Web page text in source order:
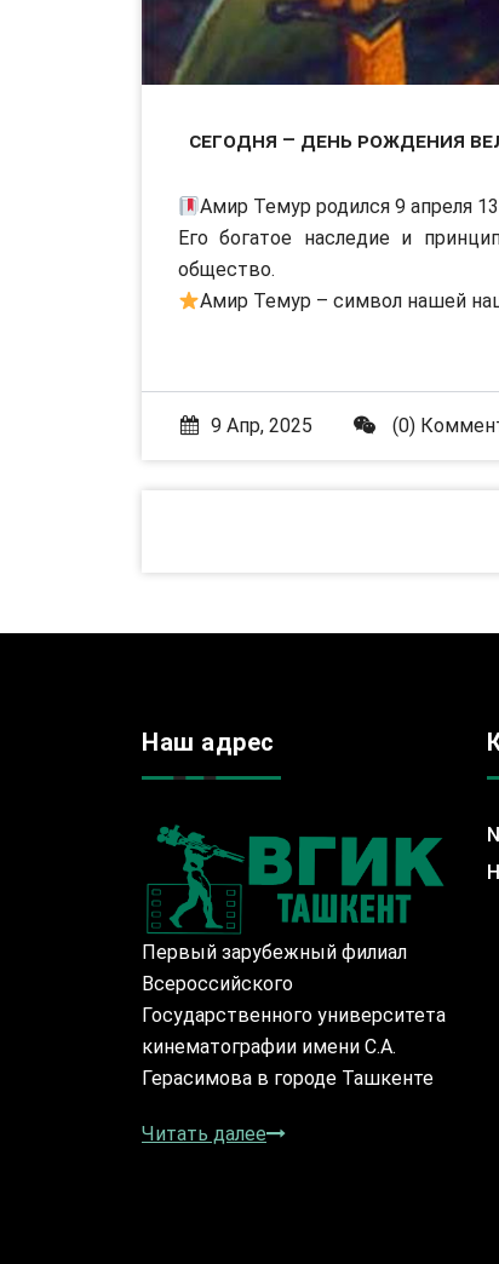
Сегодня – день рождения
Амир Темур родился 9 апреля
Его богатое наследие и
общество.
Амир Темур – символ нашей
9 Апр, 2025 (0)
Наш адрес
Первый зарубежный филиал
Всероссийского
Государственного университета
кинематографии имени С.А.
Герасимова в городе Ташкенте
Читать далее